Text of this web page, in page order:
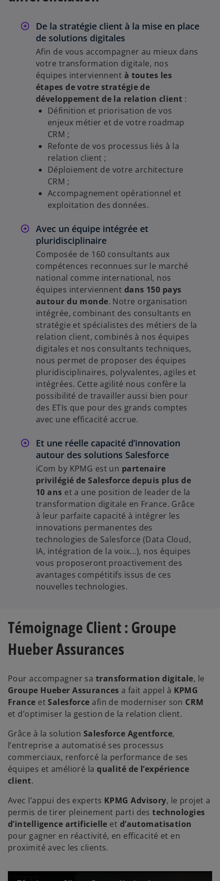
y
V
i
d
e
o
De la stratégie client à la mise en place
de solutions digitales
Afin de vous accompagner au mieux dans
votre transformation digitale, nos
équipes interviennent à toutes les
étapes de votre stratégie de
développement de la relation client :
Définition et priorisation de vos
enjeux métier et de votre roadmap
CRM ;
Refonte de vos processus liés à la
relation client ;
Déploiement de votre architecture
CRM ;
Accompagnement opérationnel et
exploitation des données.
Avec un équipe intégrée et
pluridisciplinaire
Composée de 160 consultants aux
compétences reconnues sur le marché
national comme international, nos
équipes interviennent dans 150 pays
autour du monde. Notre organisation
intégrée, combinant des consultants en
stratégie et spécialistes des métiers de la
relation client, combinés à nos équipes
digitales et nos consultants techniques,
nous permet de proposer des équipes
pluridisciplinaires, polyvalentes, agiles et
intégrées. Cette agilité nous confère la
possibilité de travailler aussi bien pour
des ETIs que pour des grands comptes
avec une efficacité accrue.
Et une réelle capacité d’innovation
autour des solutions Salesforce
iCom by KPMG est un partenaire
privilégié de Salesforce depuis plus de
10 ans et a une position de leader de la
transformation digitale en France. Grâce
à leur parfaite capacité à intégrer les
innovations permanentes des
technologies de Salesforce (Data Cloud,
IA, intégration de la voix...), nos équipes
vous proposeront proactivement des
avantages compétitifs issus de ces
nouvelles technologies.
Témoignage Client : Groupe
Hueber Assurances
Pour accompagner sa transformation digitale, le
Groupe Hueber Assurances a fait appel à KPMG
France etSalesforceafin de moderniser son CRM
et d’optimiser la gestion de la relation client.
Grâce à la solution Salesforce Agentforce,
l’entreprise a automatisé ses processus
commerciaux, renforcé la performance de ses
équipes et amélioré laqualité de l’expérience
client.
Avec l’appui des experts KPMG Advisory, le projet a
permis de tirer pleinement parti destechnologies
d’intelligence artificielle et d’automatisation
pour gagner en réactivité, en efficacité et en
proximité avec les clients.